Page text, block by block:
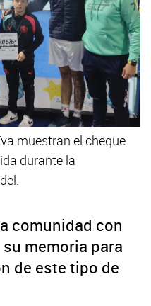
muestran el cheque
durante la
comunidad con
memoria para
de este tipo de